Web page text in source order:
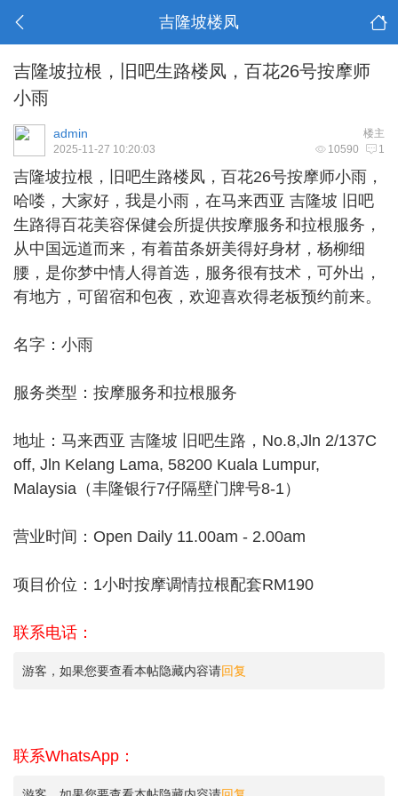
吉隆坡楼凤
吉隆坡拉根，旧吧生路楼凤，百花26号按摩师
小雨
楼主
admin
10590 1
2025-11-27 10:20:03
吉隆坡拉根 ，旧吧生路楼凤，百花26号按摩师小雨，
哈喽，大家好，我是小雨，在马来西亚 吉隆坡 旧吧
生路得百花美容保健会所提供按摩服务和拉根服务，
从中国远道而来，有着苗条妍美得好身材，杨柳细
腰，是你梦中情人得首选，服务很有技术，可外出，
有地方，可留宿和包夜，欢迎喜欢得老板预约前来。
名字：小雨
服务类型：按摩服务和拉根服务
地址：马来西亚 吉隆坡 旧吧生路，No.8,Jln 2/137C
off, Jln Kelang Lama, 58200 Kuala Lumpur,
Malaysia（丰隆银行7仔隔壁门牌号8-1）
营业时间：Open Daily 11.00am - 2.00am
项目价位：1小时按摩调情拉根配套RM190
联系电话：
游客，如果您要查看本帖隐藏内容请回复
联系WhatsApp：